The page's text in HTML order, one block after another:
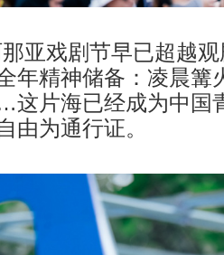
戏剧节早已超越观
年精神储备：凌晨
片海已经成为中国
由为通行证。